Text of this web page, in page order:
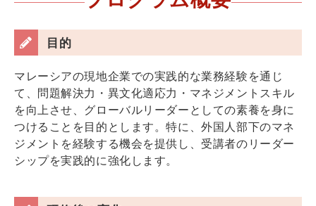
目的
マレーシアの現地企業での実践的な業務経験を通じ
て、問題解決力・異文化適応力・マネジメントスキル
を向上させ、グローバルリーダーとしての素養を身に
つけることを目的とします。特に、外国人部下のマネ
ジメントを経験する機会を提供し、受講者のリーダー
シップを実践的に強化します。